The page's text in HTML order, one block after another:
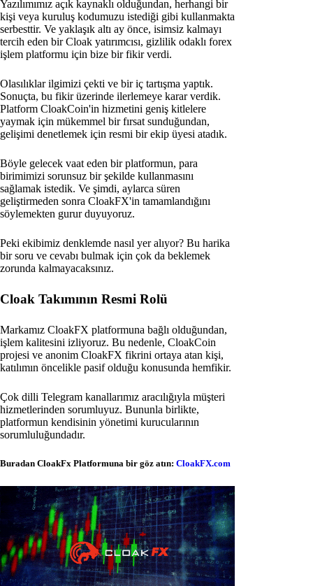
Yazılımımız açık kaynaklı olduğundan, herhangi bir
kişi veya kuruluş kodumuzu istediği gibi kullanmakta
serbesttir. Ve yaklaşık altı ay önce, isimsiz kalmayı
tercih eden bir Cloak yatırımcısı, gizlilik odaklı forex
işlem platformu için bize bir fikir verdi.
Olasılıklar ilgimizi çekti ve bir iç tartışma yaptık.
Sonuçta, bu fikir üzerinde ilerlemeye karar verdik.
Platform CloakCoin'in hizmetini geniş kitlelere
yaymak için mükemmel bir fırsat sunduğundan,
gelişimi denetlemek için resmi bir ekip üyesi atadık.
Böyle gelecek vaat eden bir platformun, para
birimimizi sorunsuz bir şekilde kullanmasını
sağlamak istedik. Ve şimdi, aylarca süren
geliştirmeden sonra CloakFX'in tamamlandığını
söylemekten gurur duyuyoruz.
Peki ekibimiz denklemde nasıl yer alıyor? Bu harika
bir soru ve cevabı bulmak için çok da beklemek
zorunda kalmayacaksınız.
Cloak Takımının Resmi Rolü
Markamız CloakFX platformuna bağlı olduğundan,
işlem kalitesini izliyoruz. Bu nedenle, CloakCoin
projesi ve anonim CloakFX fikrini ortaya atan kişi,
katılımın öncelikle pasif olduğu konusunda hemfikir.
Çok dilli Telegram kanallarımız aracılığıyla müşteri
hizmetlerinden sorumluyuz. Bununla birlikte,
platformun kendisinin yönetimi kurucularının
sorumluluğundadır.
Buradan CloakFx Platformuna bir göz atın: CloakFX.com